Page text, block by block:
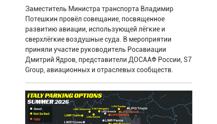
Заместитель Министра транспорта Владимир
Потешкин провёл совещание, посвященное
развитию авиации, использующей лёгкие и
сверхлёгкие воздушные суда. В мероприятии
приняли участие руководитель Росавиации
Дмитрий Ядров, представители ДОСААФ России, S7
Group, авиационных и отраслевых сообществ.